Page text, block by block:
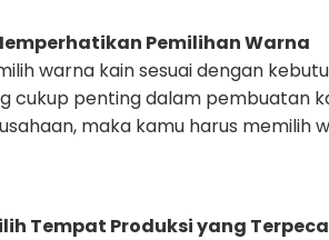
Pemilihan Warna
warna kain sesuai dengan
cukup penting dalam pembuatan
maka kamu harus memilih
Tempat Produksi yang